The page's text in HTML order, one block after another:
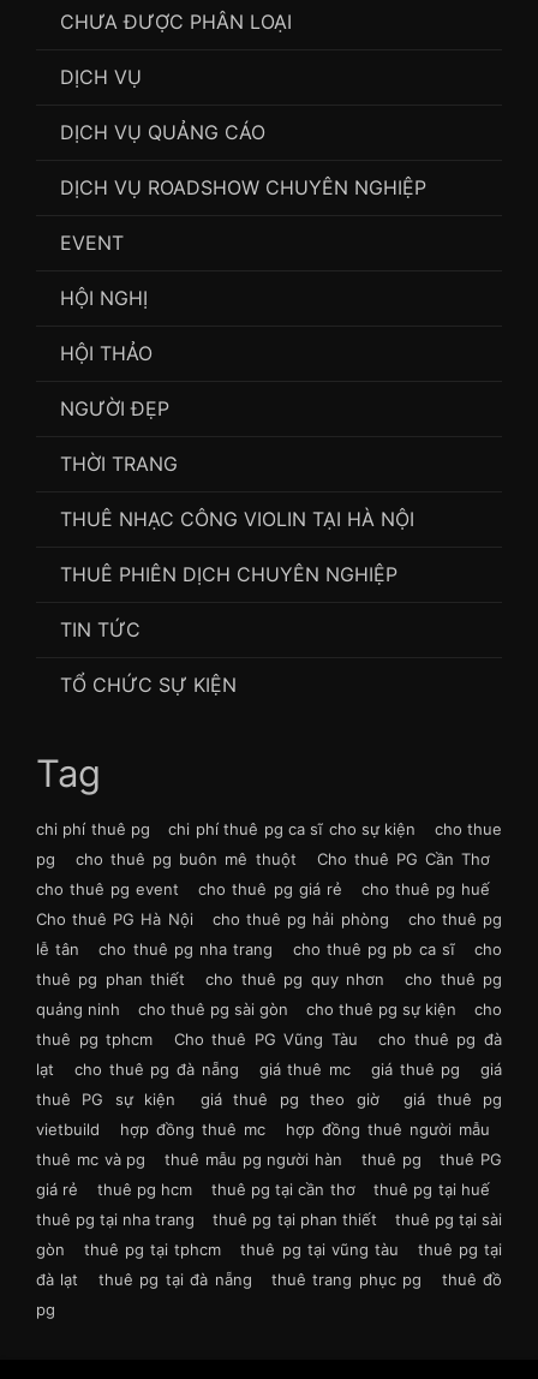
CHƯA ĐƯỢC PHÂN LOẠI
DỊCH VỤ
DỊCH VỤ QUẢNG CÁO
DỊCH VỤ ROADSHOW CHUYÊN NGHIỆP
EVENT
HỘI NGHỊ
HỘI THẢO
NGƯỜI ĐẸP
THỜI TRANG
THUÊ NHẠC CÔNG VIOLIN TẠI HÀ NỘI
THUÊ PHIÊN DỊCH CHUYÊN NGHIỆP
TIN TỨC
TỔ CHỨC SỰ KIỆN
Tag
chi phí thuê pg chi phí thuê pg ca sĩ cho sự kiện
cho thue
pg
cho thuê pg buôn mê thuột
Cho thuê PG Cần Thơ
cho thuê pg event
cho thuê pg giá rẻ
cho thuê pg huế
Cho thuê PG Hà Nội
cho thuê pg hải phòng
cho thuê pg
lễ tân
cho thuê pg nha trang cho thuê pg pb ca sĩ
cho
thuê pg phan thiết
cho thuê pg quy nhơn
cho thuê pg
quảng ninh
cho thuê pg sài gòn cho thuê pg sự kiện
cho
thuê pg tphcm
Cho thuê PG Vũng Tàu
cho thuê pg đà
lạt
cho thuê pg đà nẵng giá thuê mc giá thuê pg
giá
thuê PG sự kiện
giá thuê pg theo giờ
giá thuê pg
vietbuild
hợp đồng thuê mc
hợp đồng thuê người mẫu
thuê mc và pg
thuê mẫu pg người hàn thuê pg
thuê PG
giá rẻ
thuê pg hcm thuê pg tại cần thơ
thuê pg tại huế
thuê pg tại nha trang
thuê pg tại phan thiết
thuê pg tại sài
gòn
thuê pg tại tphcm thuê pg tại vũng tàu
thuê pg tại
đà lạt
thuê pg tại đà nẵng thuê trang phục pg
thuê đồ
pg